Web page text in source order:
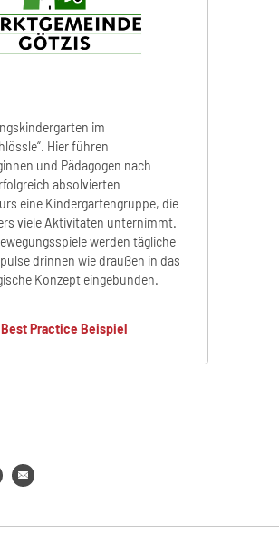
im
Hier führen
und Pädagogen nach
absolvierten
eine Kindergartengruppe, die
viele Aktivitäten unternimmt.
werden tägliche
drinnen wie draußen in das
Konzept eingebunden.
Practice Beispiel